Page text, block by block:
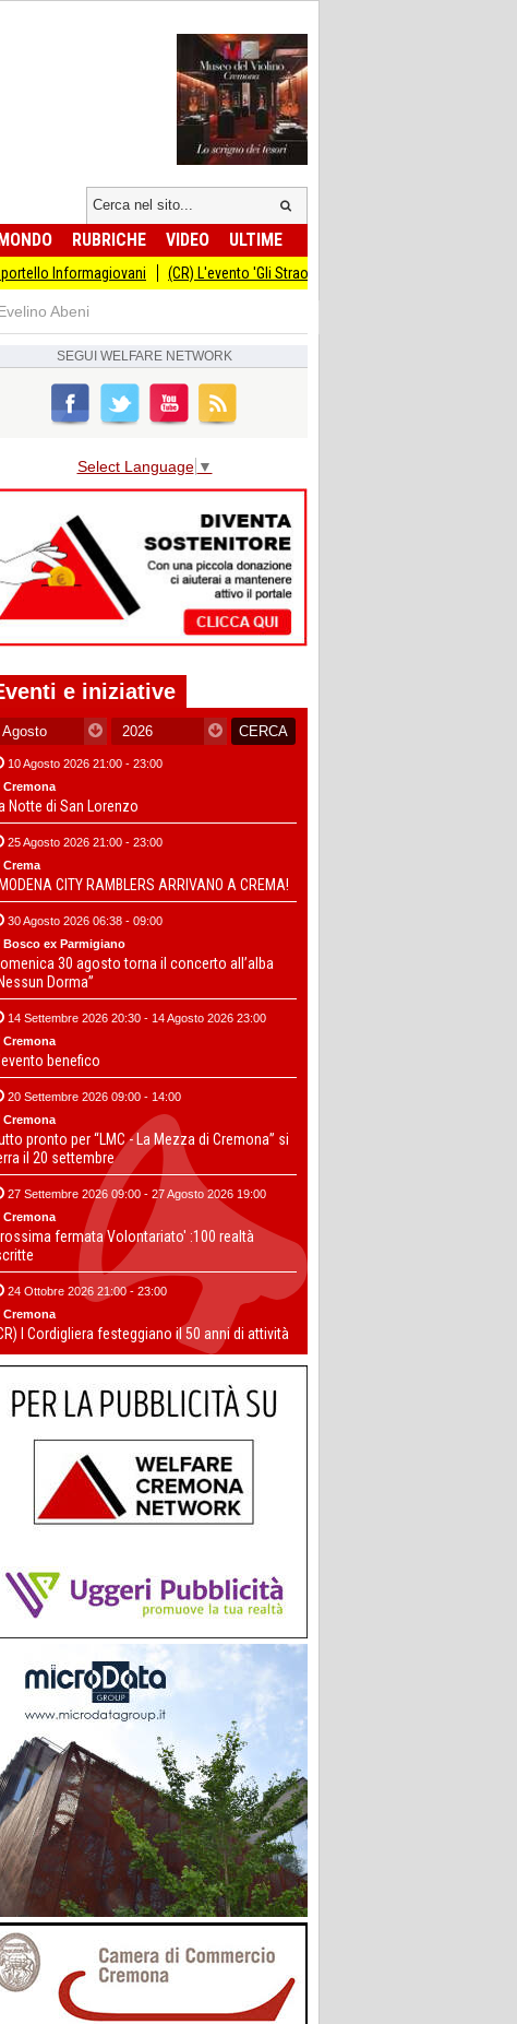
RUBRICHE VIDEO ULTIME
(CR) L'evento 'Gli Straordinari' con Carlo Cracco anticipato al 14
Abeni
SEGUI WELFARE NETWORK
Select Language ▼
e iniziative
10 Agosto 2026 21:00 - 23:00
Cremona
Notte di San Lorenzo
25 Agosto 2026 21:00 - 23:00
Crema
I MODENA CITY RAMBLERS ARRIVANO A CREMA!
30 Agosto 2026 06:38 - 09:00
Bosco ex Parmigiano
30 agosto torna il concerto all’alba
Dorma”
14 Settembre 2026 20:30 - 14 Agosto 2026 23:00
Cremona
benefico
20 Settembre 2026 09:00 - 14:00
Cremona
pronto per “LMC - La Mezza di Cremona” si
il 20 settembre
27 Settembre 2026 09:00 - 27 Agosto 2026 19:00
Cremona
fermata Volontariato' :100 realtà
24 Ottobre 2026 21:00 - 23:00
Cremona
I Cordigliera festeggiano il 50 anni di attività